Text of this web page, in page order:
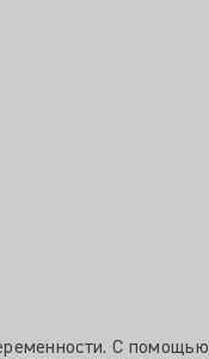
С помощью